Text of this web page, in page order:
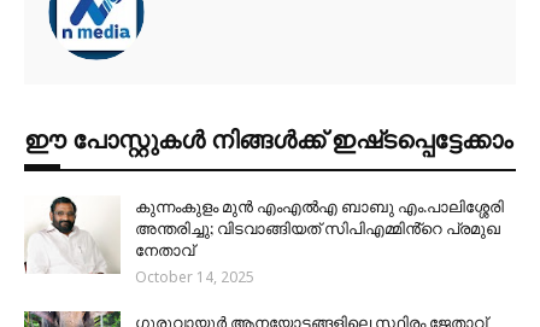
ഈ പോസ്റ്റുകൾ നിങ്ങൾക്ക് ഇഷ്‌‌ടപ്പെട്ടേക്കാം
കുന്നംകുളം മുൻ എംഎൽഎ ബാബു എം.പാലിശ്ശേരി
അന്തരിച്ചു; വിടവാങ്ങിയത് സിപിഎമ്മിൻ്റെ പ്രമുഖ
നേതാവ്
October 14, 2025
ഗുരുവായൂർ ആനയോട്ടങ്ങളിലെ സ്ഥിരം ജേതാവ്